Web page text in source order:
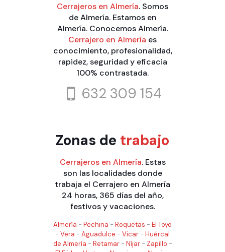
Cerrajeros en Almería. Somos
de Almería. Estamos en
Almería. Conocemos Almería.
Cerrajero en Almería es
conocimiento, profesionalidad,
rapidez, seguridad y eficacia
100% contrastada.
632 309 154
Zonas de trabajo
Cerrajeros en Almería. Estas
son las localidades donde
trabaja el Cerrajero en Almería
24 horas, 365 días del año,
festivos y vacaciones.
Almería - Pechina - Roquetas - El Toyo
- Vera - Aguadulce - Vicar - Huércal
de Almería - Retamar- Níjar- Zapillo -